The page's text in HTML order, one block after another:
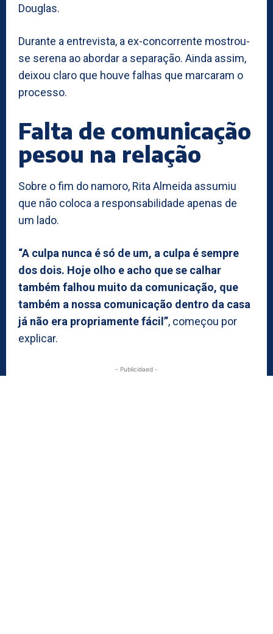
Douglas.
Durante a entrevista, a ex-concorrente mostrou-
se serena ao abordar a separação. Ainda assim,
deixou claro que houve falhas que marcaram o
processo.
Falta de comunicação
pesou na relação
Sobre o fim do namoro, Rita Almeida assumiu
que não coloca a responsabilidade apenas de
um lado.
“A culpa nunca é só de um, a culpa é sempre
dos dois. Hoje olho e acho que se calhar
também falhou muito da comunicação, que
também a nossa comunicação dentro da casa
já não era propriamente fácil”, começou por
explicar.
- Publicidaed -